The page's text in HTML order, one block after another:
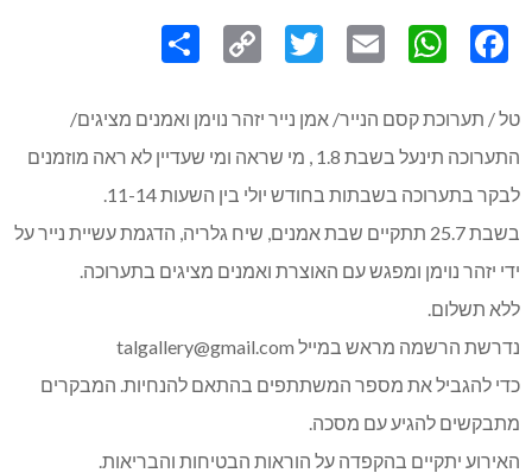
Link
טל / תערוכת קסם הנייר/ אמן נייר יזהר נוימן ואמנים מציגים/
התערוכה תינעל בשבת 1.8 , מי שראה ומי שעדיין לא ראה מוזמנים
לבקר בתערוכה בשבתות בחודש יולי בין השעות 11-14.
בשבת 25.7 תתקיים שבת אמנים, שיח גלריה, הדגמת עשיית נייר על
ידי יזהר נוימן ומפגש עם האוצרת ואמנים מציגים בתערוכה.
ללא תשלום.
נדרשת הרשמה מראש במייל talgallery@gmail.com
כדי להגביל את מספר המשתתפים בהתאם להנחיות. המבקרים
מתבקשים להגיע עם מסכה.
האירוע יתקיים בהקפדה על הוראות הבטיחות והבריאות.